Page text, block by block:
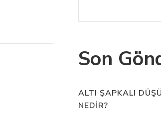
Son
ALTI ŞAPKALI
NEDİR?